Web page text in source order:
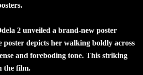
2 unveiled a brand-new poster
poster depicts her walking boldly across
and foreboding tone. This striking
the film.